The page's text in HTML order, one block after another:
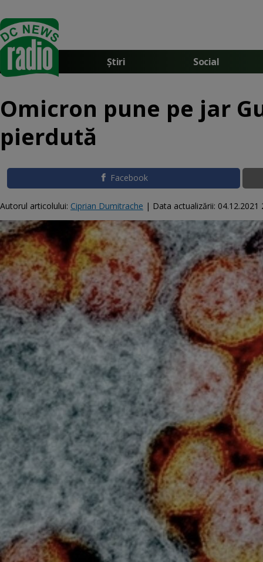
Știri Social
Omicron pune pe jar
pierdută
Facebook
Autorul articolului: Ciprian Dumitrache | Data actualizării: 04.12.2021